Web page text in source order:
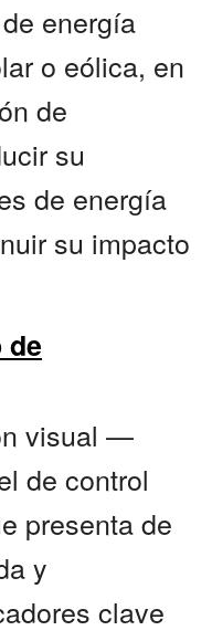
energía
o eólica, en
de
su
de energía
su impacto
de
visual —
de control
presenta de
y
clave